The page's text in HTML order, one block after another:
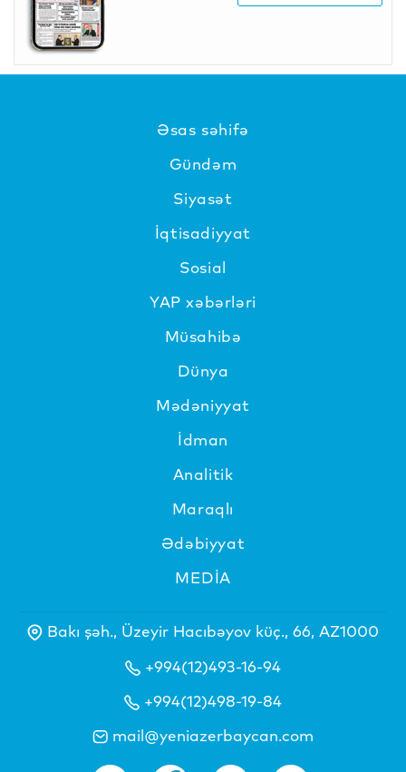
Əsas səhifə
Gündəm
Siyasət
İqtisadiyyat
Sosial
YAP xəbərləri
Müsahibə
Dünya
Mədəniyyat
İdman
Analitik
Maraqlı
Ədəbiyyat
MEDİA
Bakı şəh., Üzeyir Hacıbəyov küç., 66, AZ1000
+994(12)493-16-94
+994(12)498-19-84
mail@yeniazerbaycan.com